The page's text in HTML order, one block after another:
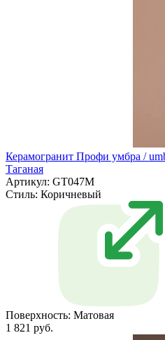
Керамогранит Профи умбра /
Таганая
Артикул: GT047M
Стиль: Коричневый
Поверхность: Матовая
1 821 руб.